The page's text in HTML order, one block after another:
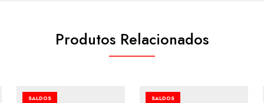
Produtos Relacionados
SALDOS SALDOS